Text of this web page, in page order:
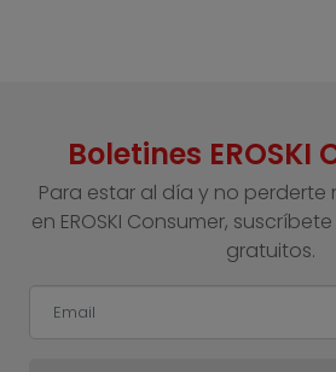
Boletines EROSKI
Para estar al día y no
en EROSKI Consumer,
gratuitos.